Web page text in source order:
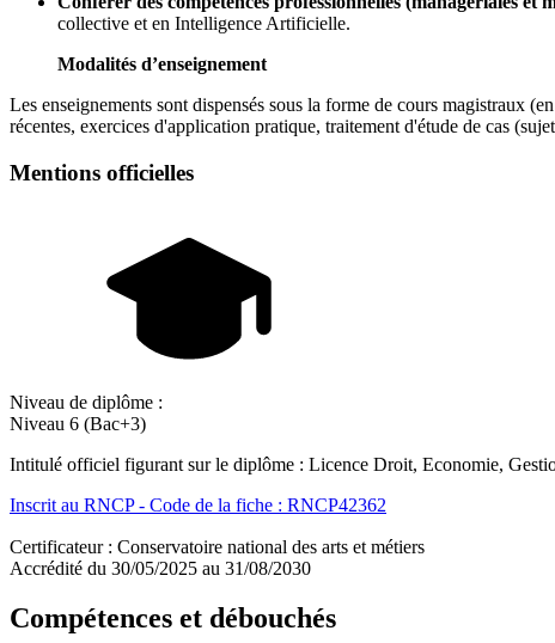
collective et en Intelligence Artificielle.
Modalités d’enseignement
Les enseignements sont dispensés sous la forme de cours magistraux
récentes, exercices d'application pratique, traitement d'étude de cas
Mentions officielles
Niveau de diplôme :
Niveau 6 (Bac+3)
Intitulé officiel figurant sur le diplôme : Licence Droit, Economie,
Inscrit au RNCP - Code de la fiche : RNCP42362
Certificateur : Conservatoire national des arts et métiers
Accrédité du 30/05/2025 au 31/08/2030
Compétences et débouchés